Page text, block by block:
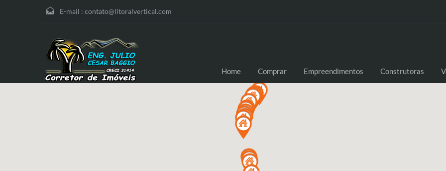
E-mail : contato@litoralvertical.com
Home Comprar Empreendimentos Construtoras